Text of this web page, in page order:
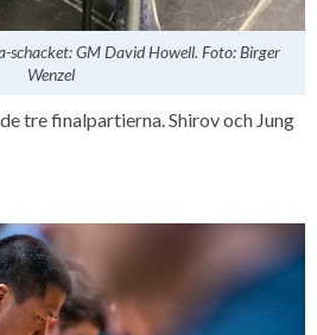
schacket: GM David Howell. Foto: Birger
Wenzel
tre finalpartierna. Shirov och Jung